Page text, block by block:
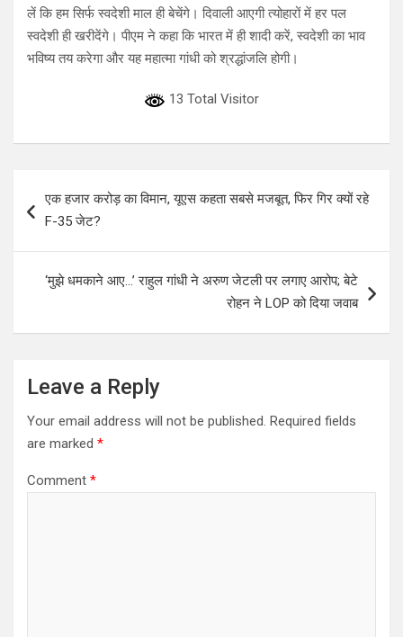
लें कि हम सिर्फ स्वदेशी माल ही बेचेंगे। दिवाली आएगी त्योहारों में हर पल
स्वदेशी ही खरीदेंगे। पीएम ने कहा कि भारत में ही शादी करें, स्वदेशी का भाव
भविष्य तय करेगा और यह महात्मा गांधी को श्रद्धांजलि होगी।
13 Total Visitor
navigation
एक हजार करोड़ का विमान, यूएस कहता सबसे मजबूत, फिर गिर क्यों रहे
F-35 जेट?
‘मुझे धमकाने आए…’ राहुल गांधी ने अरुण जेटली पर लगाए आरोप; बेटे
रोहन ने LOP को दिया जवाब
Leave a Reply
Your email address will not be published. Required fields
are marked *
Comment *